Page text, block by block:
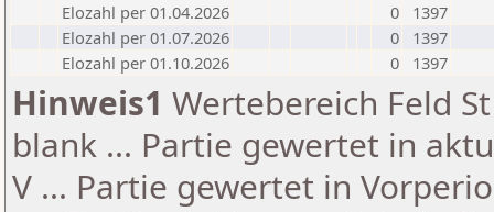
Elozahl per 01.04.2026
0
1397
Elozahl per 01.07.2026
0
1397
Elozahl per 01.10.2026
0 1397
Hinweis1 Wertebereich Feld
blank ... Partie gewertet in
V ... Partie gewertet in